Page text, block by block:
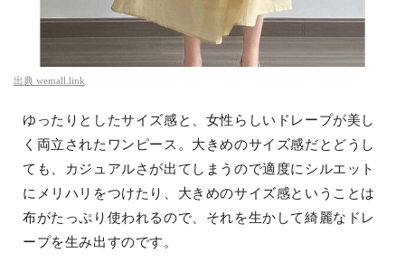
出典 wemall.link
ゆったりとしたサイズ感と、女性らしいドレープが美し
く両立されたワンピース。大きめのサイズ感だとどうし
ても、カジュアルさが出てしまうので適度にシルエット
にメリハリをつけたり、大きめのサイズ感ということは
布がたっぷり使われるので、それを生かして綺麗なドレ
ープを生み出すのです。